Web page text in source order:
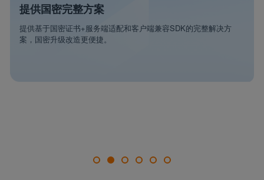
提供国密完整方案
提供基于国密证书+服务端适配和客户端兼容SDK的完整解决方
案，国密升级改造更便捷。